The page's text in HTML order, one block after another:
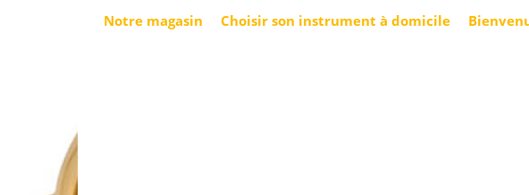
Notre magasin Choisir son instrument à domicile